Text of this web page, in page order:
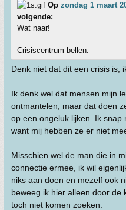
Op zondag 1 maart
volgende:
Wat naar!
Crisiscentrum bellen.
Denk niet dat dit een crisis is,
Ik denk wel dat mensen mijn
ontmantelen, maar dat doen
op een ongeluk lijken. Ik snap
want mij hebben ze er niet
Misschien wel de man die in
connectie ermee, ik wil
niks aan doen en mezelf ook
beweeg ik hier alleen door de
toch niet komen zoeken.